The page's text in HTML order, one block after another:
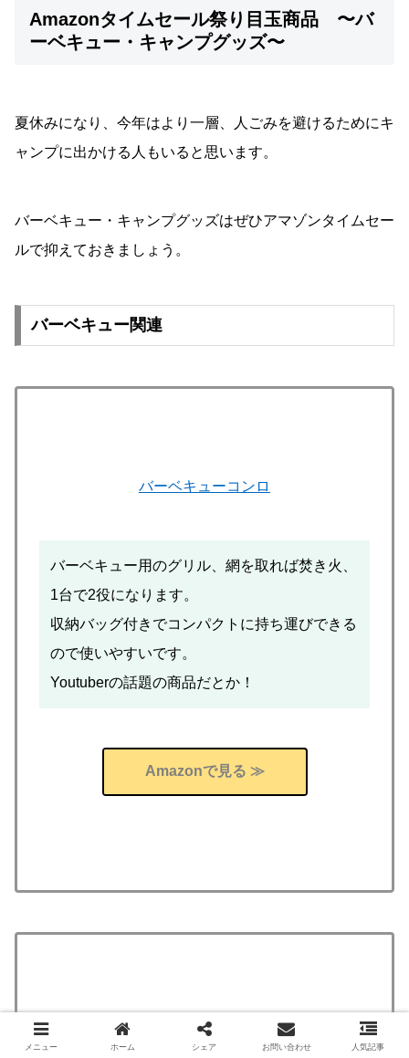
Amazonタイムセール祭り目玉商品 〜バ
ーベキュー・キャンプグッズ〜
夏休みになり、今年はより一層、人ごみを避けるためにキ
ャンプに出かける人もいると思います。
バーベキュー・キャンプグッズはぜひアマゾンタイムセー
ルで抑えておきましょう。
バーベキュー関連
バーベキューコンロ
バーベキュー用のグリル、網を取れば焚き火、
1台で2役になります。
収納バッグ付きでコンパクトに持ち運びできる
ので使いやすいです。
Youtuberの話題の商品だとか！
Amazonで見る ≫
iHOVEN バーベキューコンロ
メニュー ホーム シェア お問い合わせ 人気記事